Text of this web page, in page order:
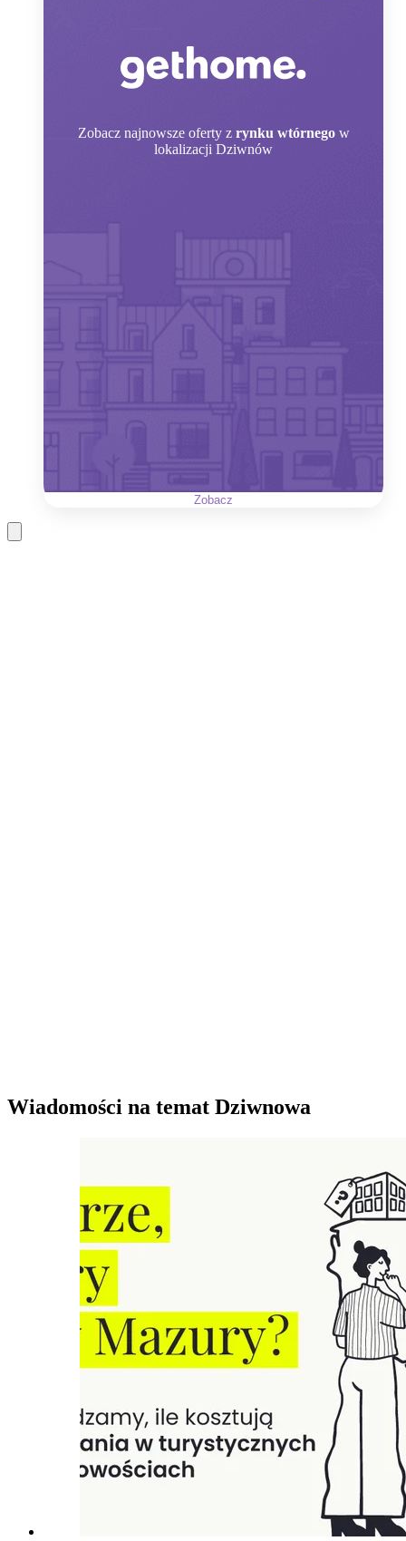
Zobacz najnowsze oferty z rynku wtórnego w
lokalizacji Dziwnów
Zobacz
Wiadomości na temat Dziwnowa